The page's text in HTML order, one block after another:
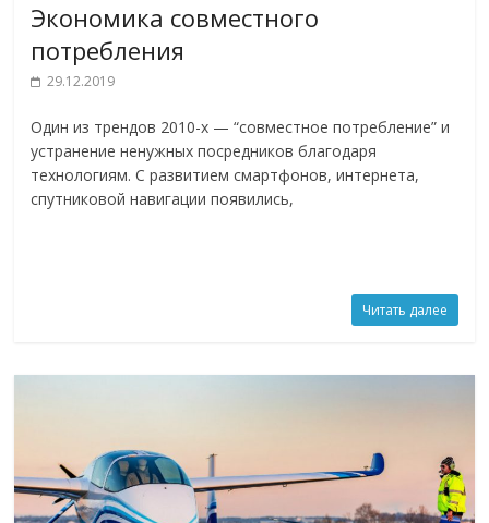
Экономика совместного
потребления
29.12.2019
Один из трендов 2010-х — “совместное потребление” и
устранение ненужных посредников благодаря
технологиям. С развитием смартфонов, интернета,
спутниковой навигации появились,
Читать далее